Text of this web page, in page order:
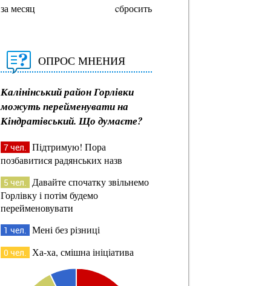
за месяц cбросить
ОПРОС МНЕНИЯ
Калінінський район Горлівки
можуть перейменувати на
Кіндратівський. Що думаєте?
7 чел. Підтримую! Пора
позбавитися радянських назв
5 чел. Давайте спочатку звільнемо
Горлівку і потім будемо
перейменовувати
1 чел. Мені без різниці
0 чел. Ха-ха, смішна ініціатива